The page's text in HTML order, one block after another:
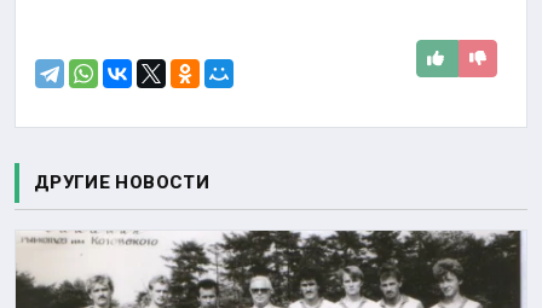
ДРУГИЕ НОВОСТИ